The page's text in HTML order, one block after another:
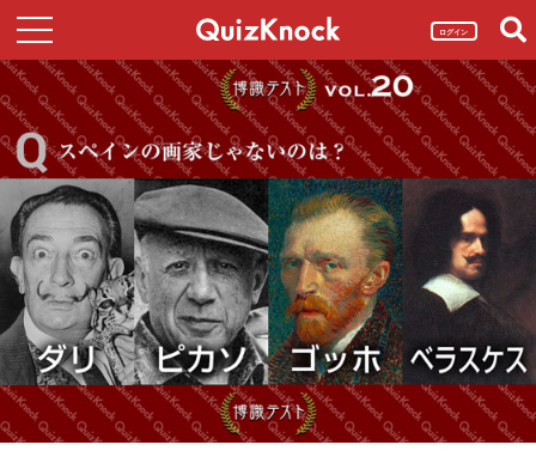
ログイン